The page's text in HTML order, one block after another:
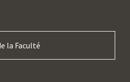
la Faculté